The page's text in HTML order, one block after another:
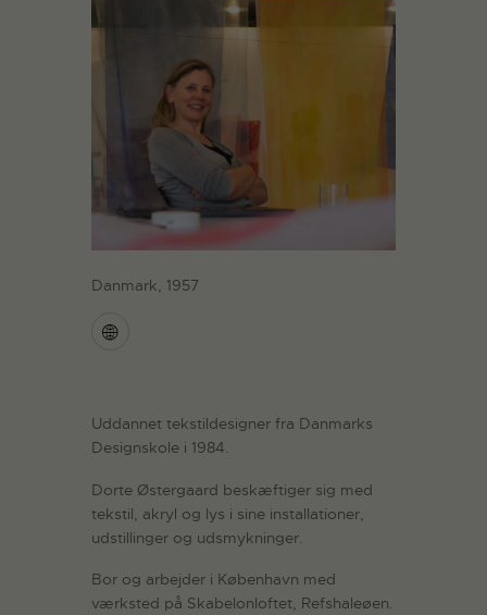
Danmark, 1957
Uddannet tekstildesigner fra Danmarks
Designskole i 1984.
Dorte Østergaard beskæftiger sig med
tekstil, akryl og lys i sine installationer,
udstillinger og udsmykninger.
Bor og arbejder i København med
værksted på Skabelonloftet, Refshaleøen.